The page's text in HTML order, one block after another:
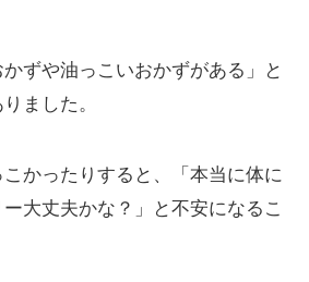
かずや油っこいおかずがある」と
ました。
かったりすると、「本当に体に
大丈夫かな？」と不安になるこ